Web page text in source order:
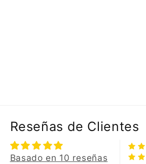
Reseñas de Clientes
Basado en 10 reseñas